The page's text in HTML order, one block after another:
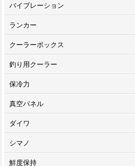
バイブレーション
ランカー
クーラーボックス
釣り用クーラー
保冷力
真空パネル
ダイワ
シマノ
鮮度保持